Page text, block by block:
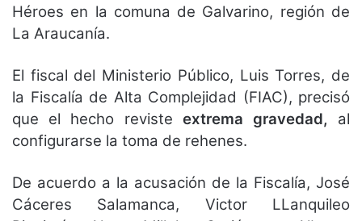
Héroes en la comuna de Galvarino, región de
La Araucanía.
El fiscal del Ministerio Público, Luis Torres, de
la Fiscalía de Alta Complejidad (FIAC), precisó
que el hecho reviste extrema gravedad, al
configurarse la toma de rehenes.
De acuerdo a la acusación de la Fiscalía, José
Cáceres Salamanca, Victor LLanquileo